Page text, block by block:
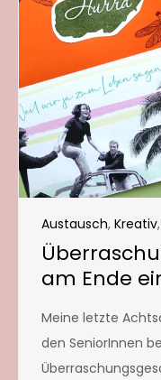
Austausch, Kreativ,
am Ende
Meine letzte
den SeniorInnen